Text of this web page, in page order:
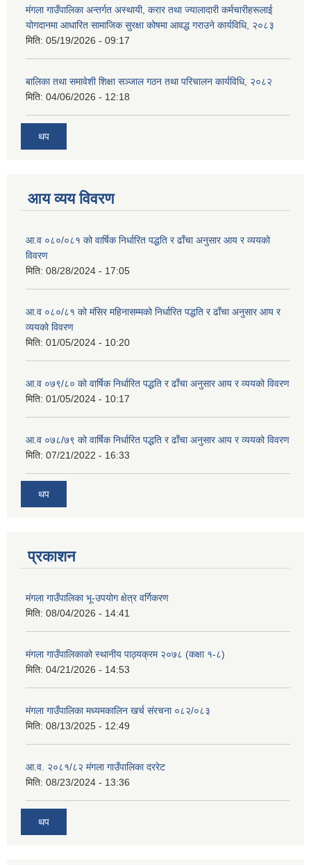
मंगला गाउँपालिका अन्तर्गत अस्थायी, करार तथा ज्यालादारी कर्मचारीहरूलाई
योगदानमा आधारित सामाजिक सुरक्षा कोषमा आवद्ध गराउने कार्यविधि, २०८३
मिति: 05/19/2026 - 09:17
बालिका तथा समावेशी शिक्षा सञ्जाल गठन तथा परिचालन कार्यविधि, २०८२
मिति: 04/06/2026 - 12:18
थप
आय व्यय विवरण
आ.व ०८०/०८१ को वार्षिक निर्धारित पद्धति र ढाँचा अनुसार आय र व्ययको
विवरण
मिति: 08/28/2024 - 17:05
आ.व ०८०/८१ को मंसिर महिनासम्मको निर्धारित पद्धति र ढाँचा अनुसार आय र
व्ययको विवरण
मिति: 01/05/2024 - 10:20
आ.व ०७९/८० को वार्षिक निर्धारित पद्धति र ढाँचा अनुसार आय र व्ययको विवरण
मिति: 01/05/2024 - 10:17
आ.व ०७८/७९ को वार्षिक निर्धारित पद्धति र ढाँचा अनुसार आय र व्ययको विवरण
मिति: 07/21/2022 - 16:33
थप
प्रकाशन
मंगला गाउँपालिका भू-उपयोग क्षेत्र वर्गिकरण
मिति: 08/04/2026 - 14:41
मंगला गाउँपालिकाको स्थानीय पाठ्यक्रम २०७८ (कक्षा १-८)
मिति: 04/21/2026 - 14:53
मंगला गाउँपालिका मध्यमकालिन खर्च संरचना ०८२/०८३
मिति: 08/13/2025 - 12:49
आ.व. २०८१/८२ मंगला गाउँपालिका दररेट
मिति: 08/23/2024 - 13:36
थप